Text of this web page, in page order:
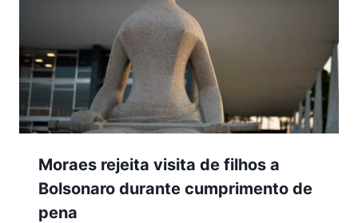
Moraes rejeita visita de filhos a
Bolsonaro durante cumprimento de
pena